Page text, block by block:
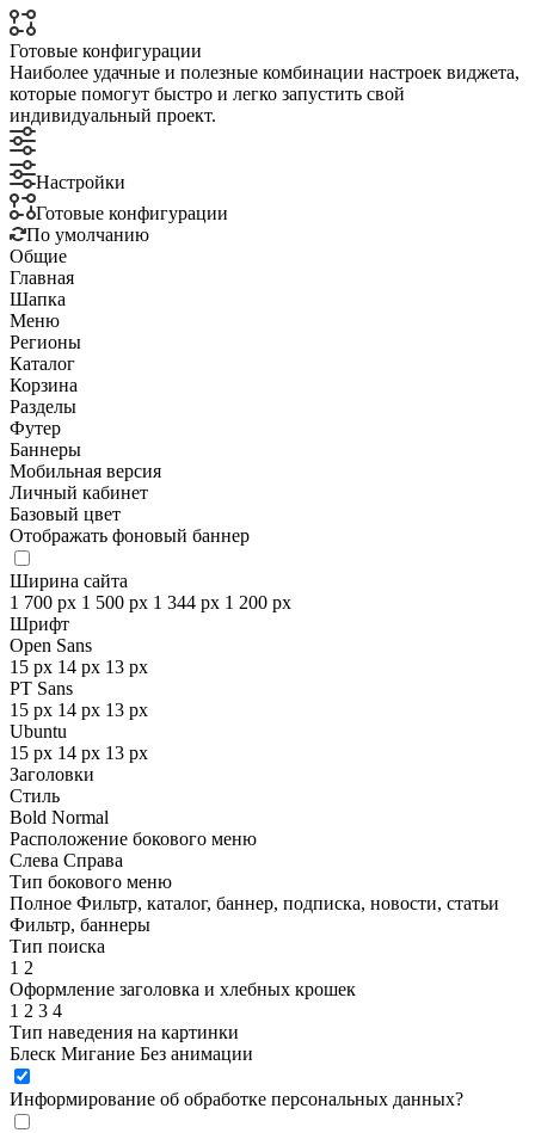
Готовые конфигурации
Наиболее удачные и полезные комбинации настроек виджета,
которые помогут быстро и легко запустить свой
индивидуальный проект.
Настройки
Готовые конфигурации
По умолчанию
Общие
Главная
Шапка
Меню
Регионы
Каталог
Корзина
Разделы
Футер
Баннеры
Мобильная версия
Личный кабинет
Базовый цвет
Отображать фоновый баннер
Ширина сайта
1 700 px 1 500 px 1 344 px 1 200 px
Шрифт
Open Sans
15 px 14 px 13 px
PT Sans
15 px 14 px 13 px
Ubuntu
15 px 14 px 13 px
Заголовки
Стиль
Bold Normal
Расположение бокового меню
Слева Справа
Тип бокового меню
Полное Фильтр, каталог, баннер, подписка, новости, статьи
Фильтр, баннеры
Тип поиска
1 2
Оформление заголовка и хлебных крошек
1 2 3 4
Тип наведения на картинки
Блеск Мигание Без анимации
Информирование об обработке персональных данных?